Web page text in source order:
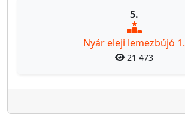
5.
Nyár eleji lemezbújó 1.
21 473